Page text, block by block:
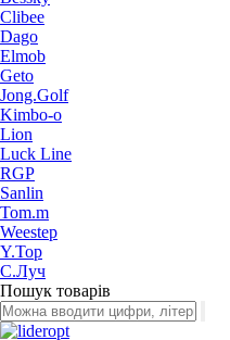
Clibee
Dago
Elmob
Geto
Jong.Golf
Kimbo-o
Lion
Luck Line
RGP
Sanlin
Tom.m
Weestep
Y.Top
С.Луч
Пошук товарів